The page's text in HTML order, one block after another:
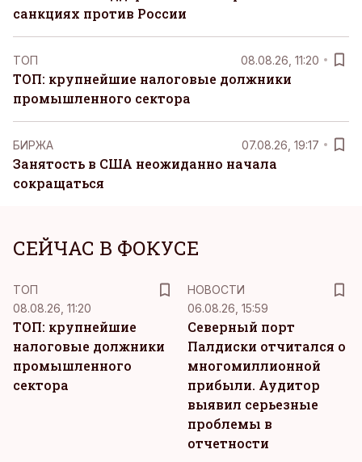
санкциях против России
ТОП 08.08.26, 11:20
ТОП: крупнейшие налоговые должники
промышленного сектора
БИРЖА 07.08.26, 19:17
Занятость в США неожиданно начала
сокращаться
СЕЙЧАС В ФОКУСЕ
ТОП
08.08.26, 11:20
ТОП: крупнейшие
налоговые должники
промышленного
сектора
НОВОСТИ
06.08.26, 15:59
Северный порт
Палдиски отчитался о
многомиллионной
прибыли. Аудитор
выявил серьезные
проблемы в
отчетности